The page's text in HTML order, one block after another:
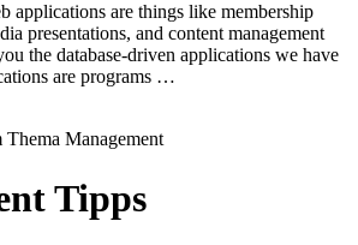
applications are things like membership
presentations, and content management
the database-driven applications we have
are programs …
Management
Tipps